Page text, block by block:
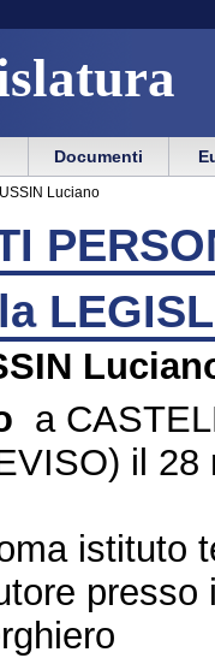
Documenti
Luciano
a
il 28
istituto
presso